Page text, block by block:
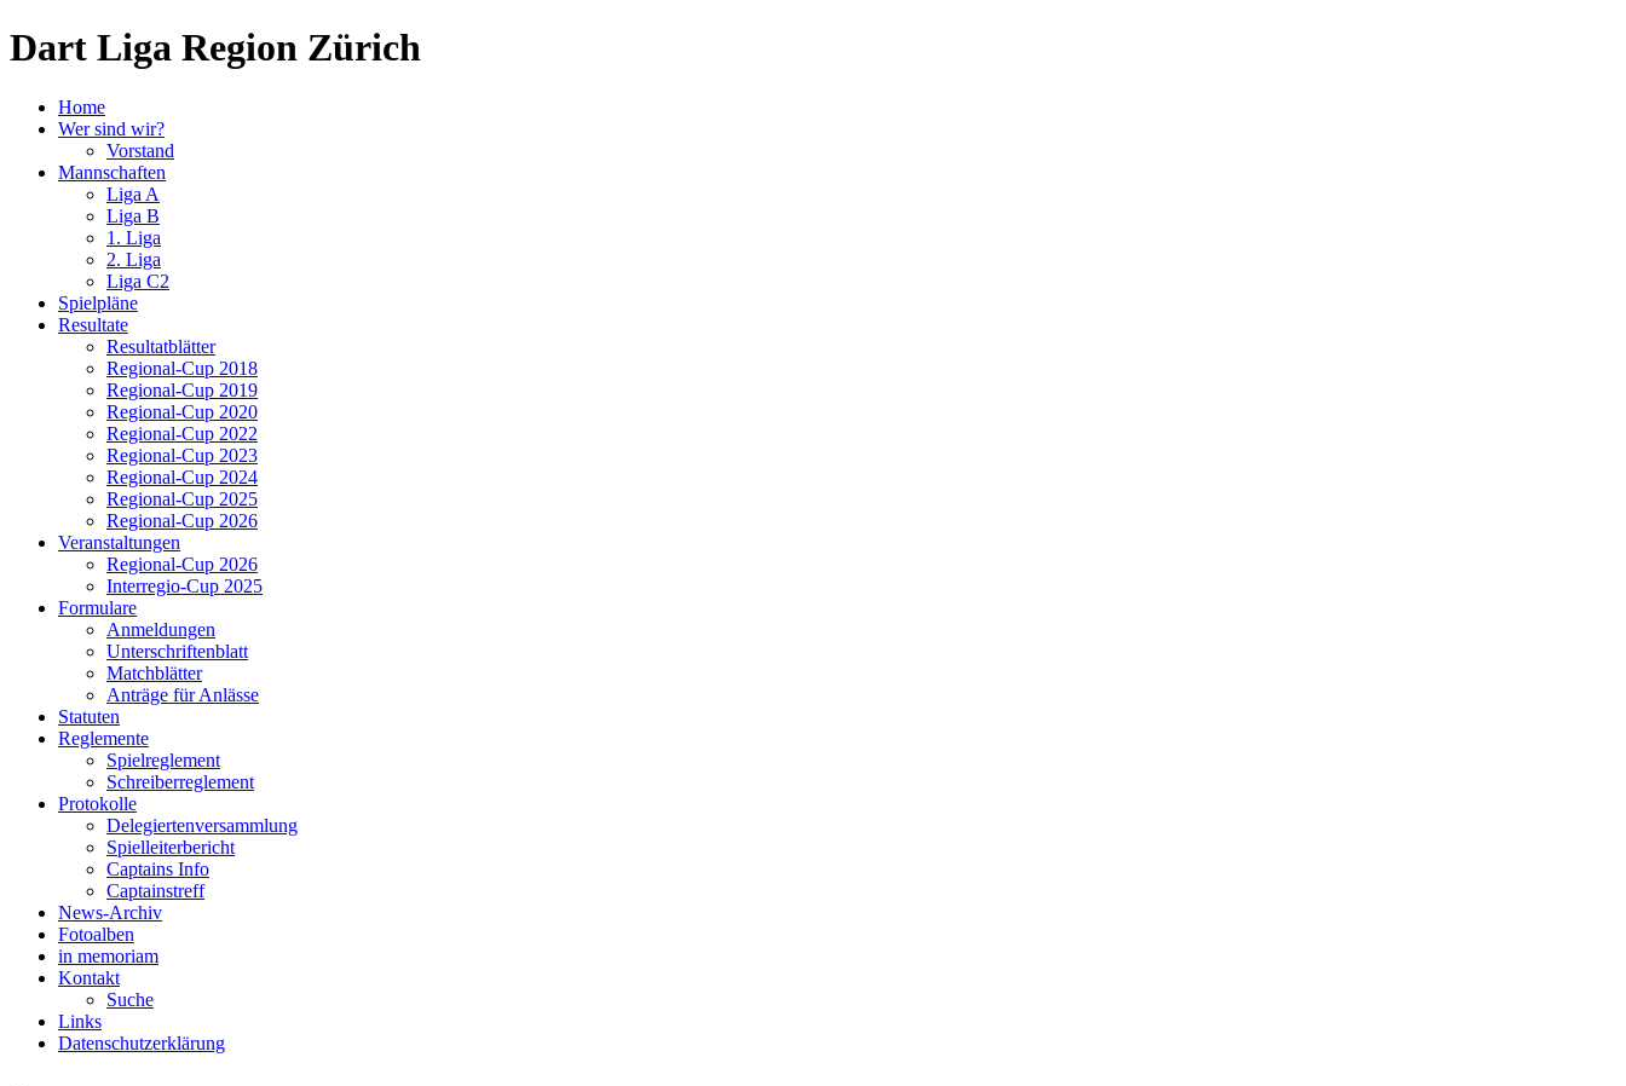
Dart Liga Region Zürich
Home
Wer sind wir?
Vorstand
Mannschaften
Liga A
Liga B
1. Liga
2. Liga
Liga C2
Spielpläne
Resultate
Resultatblätter
Regional-Cup 2018
Regional-Cup 2019
Regional-Cup 2020
Regional-Cup 2022
Regional-Cup 2023
Regional-Cup 2024
Regional-Cup 2025
Regional-Cup 2026
Veranstaltungen
Regional-Cup 2026
Interregio-Cup 2025
Formulare
Anmeldungen
Unterschriftenblatt
Matchblätter
Anträge für Anlässe
Statuten
Reglemente
Spielreglement
Schreiberreglement
Protokolle
Delegiertenversammlung
Spielleiterbericht
Captains Info
Captainstreff
News-Archiv
Fotoalben
in memoriam
Kontakt
Suche
Links
Datenschutzerklärung